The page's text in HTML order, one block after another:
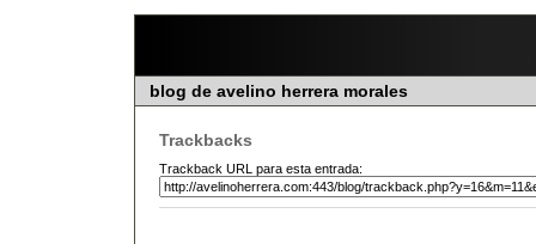
blog de avelino herrera morales
Trackbacks
Trackback URL para esta entrada: